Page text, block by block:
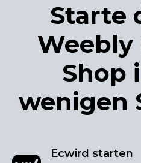
Starte
Weebly
Shop
wenigen
Ecwird starten